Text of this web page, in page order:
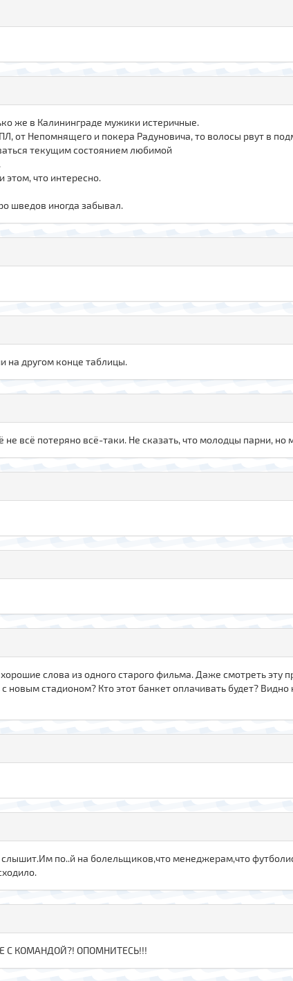
же в Калининграде мужики истеричные.
от Непомнящего и покера Радуновича, то волосы рвут в
текущим состоянием любимой
этом, что интересно.
шведов иногда забывал.
на другом конце таблицы.
всё потеряно всё-таки. Не сказать, что молодцы парни, но
слова из одного старого фильма. Даже смотреть эту
новым стадионом? Кто этот банкет оплачивать будет?
слышит.Им по..й на болельщиков,что менеджерам,что
С КОМАНДОЙ?! ОПОМНИТЕСЬ!!!